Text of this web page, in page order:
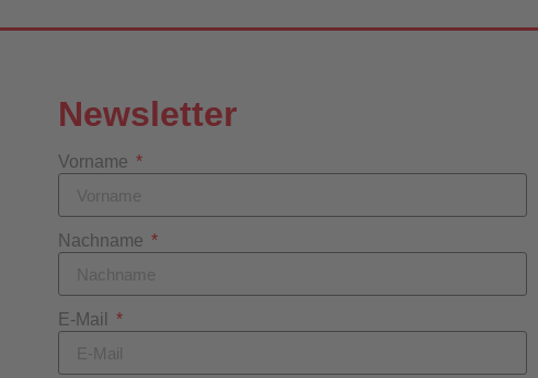
Newsletter
Vorname
Nachname
E-Mail